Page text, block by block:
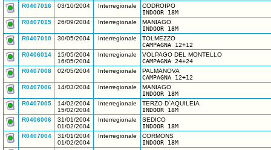
R0407016
03/10/2004 Interregionale
CODROIPO
INDOOR 18M
R0407015
26/09/2004 Interregionale
MANIAGO
INDOOR 18M
R0407010
30/05/2004 Interregionale
TOLMEZZO
CAMPAGNA 12+12
R0406014
15/05/2004
16/05/2004
Interregionale
VOLPAGO DEL MONTELLO
CAMPAGNA 24+24
R0407008
02/05/2004 Interregionale
PALMANOVA
CAMPAGNA 12+12
R0407006
14/03/2004 Interregionale
MANIAGO
INDOOR 18M
R0407005
14/02/2004
15/02/2004
Interregionale
TERZO D`AQUILEIA
INDOOR 18M
R0406006
31/01/2004
01/02/2004
Interregionale
SEDICO
INDOOR 18M
R0407004
31/01/2004
01/02/2004
Interregionale
CORMONS
INDOOR 18M